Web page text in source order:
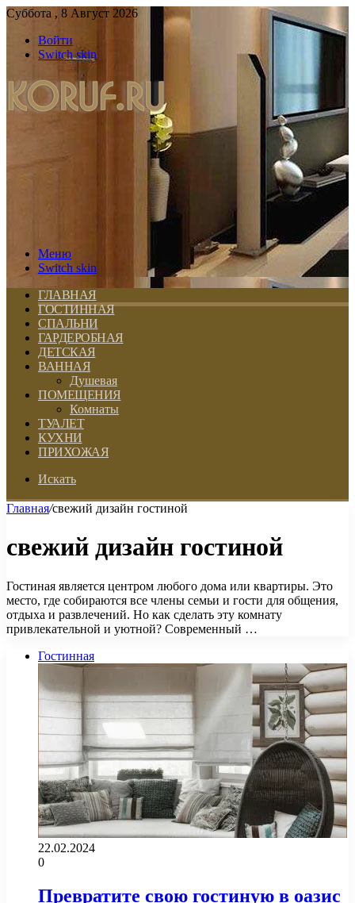
Суббота , 8 Август 2026
Войти
Switch skin
Меню
Switch skin
ГЛАВНАЯ
ГОСТИННАЯ
СПАЛЬНИ
ГАРДЕРОБНАЯ
ДЕТСКАЯ
ВАННАЯ
Душевая
ПОМЕЩЕНИЯ
Комнаты
ТУАЛЕТ
КУХНИ
ПРИХОЖАЯ
Искать
Главная/свежий дизайн гостиной
свежий дизайн гостиной
Гостиная является центром любого дома или квартиры. Это
место, где собираются все члены семьи и гости для общения,
отдыха и развлечений. Но как сделать эту комнату
привлекательной и уютной? Современный …
Гостинная
22.02.2024
0
Превратите свою гостиную в оазис